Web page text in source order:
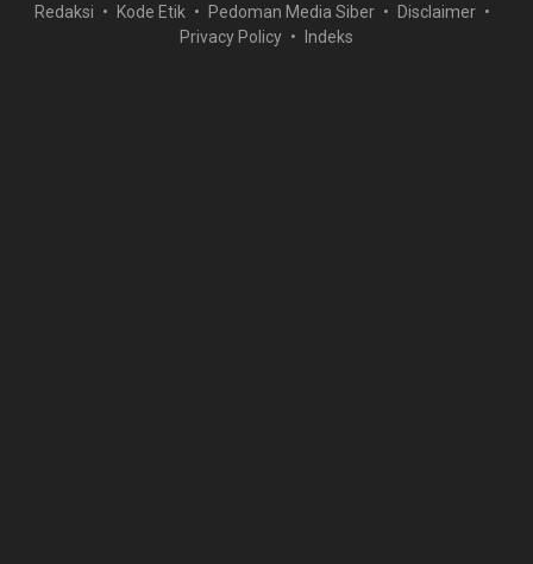
Redaksi Kode Etik Pedoman Media Siber
Disclaimer
Privacy Policy
Indeks